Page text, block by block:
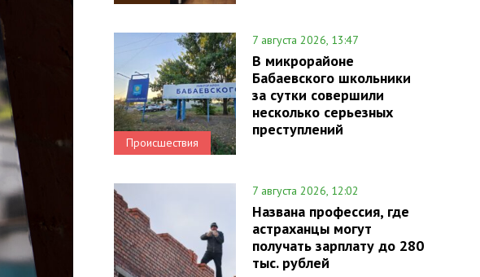
Происшествия
7 августа 2026, 13:47
В микрорайоне
Бабаевского школьники
за сутки совершили
несколько серьезных
преступлений
7 августа 2026, 12:02
Названа профессия, где
астраханцы могут
получать зарплату до 280
тыс. рублей